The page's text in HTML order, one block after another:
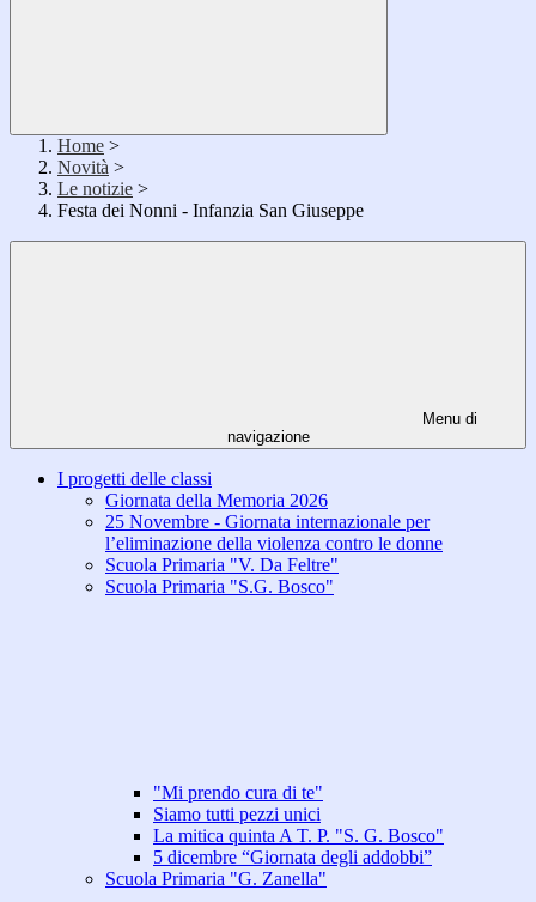
Home >
Novità >
Le notizie >
Festa dei Nonni - Infanzia San Giuseppe
Menu di
navigazione
I progetti delle classi
Giornata della Memoria 2026
25 Novembre - Giornata internazionale per
l’eliminazione della violenza contro le donne
Scuola Primaria "V. Da Feltre"
Scuola Primaria "S.G. Bosco"
"Mi prendo cura di te"
Siamo tutti pezzi unici
La mitica quinta A T. P. "S. G. Bosco"
5 dicembre “Giornata degli addobbi”
Scuola Primaria "G. Zanella"